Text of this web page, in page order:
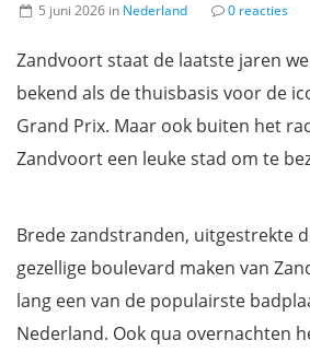
5 juni 2026 in Nederland 0 reacties
Zandvoort staat de laatste jaren
bekend als de thuisbasis voor de
Grand Prix. Maar ook buiten het
Zandvoort een leuke stad om te
Brede zandstranden, uitgestrekte
gezellige boulevard maken van
lang een van de populairste
Nederland. Ook qua overnachten